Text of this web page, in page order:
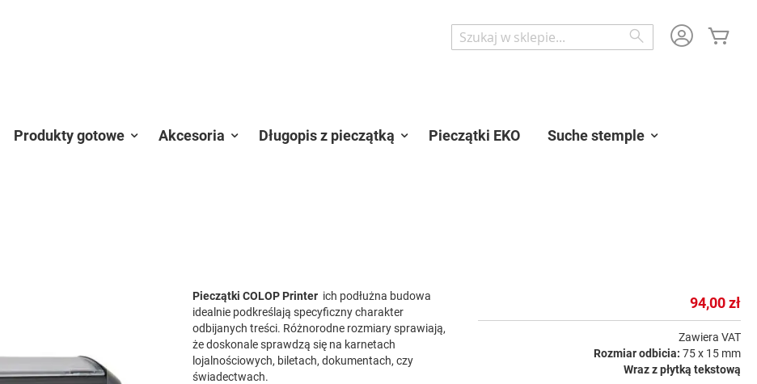
Wyszukaj
Produkty gotowe Akcesoria Długopis z pieczątką Pieczątki EKO
Suche stemple
94,00 zł
Zawiera VAT
Rozmiar odbicia: 75 x 15 mm
Wraz z płytką tekstową
Pieczątki COLOP Printer ich podłużna budowa
idealnie podkreślają specyficzny charakter
odbijanych treści. Różnorodne rozmiary sprawiają,
że doskonale sprawdzą się na karnetach
lojalnościowych, biletach, dokumentach, czy
świadectwach.